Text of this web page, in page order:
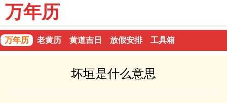
万年历
万年历 老黄历 黄道吉日 放假安排 工具箱
坏垣是什么意思